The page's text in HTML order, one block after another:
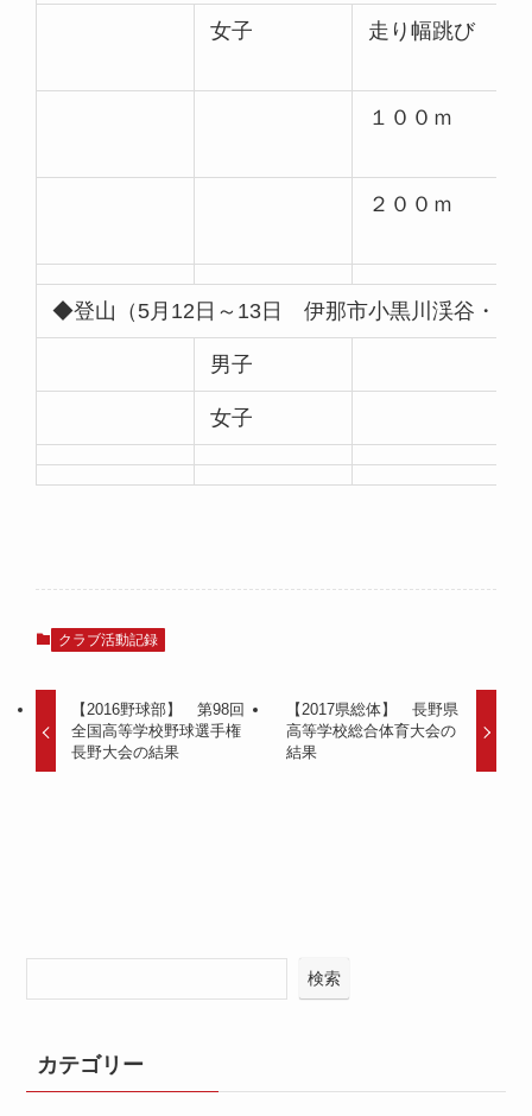
女子 走り幅跳び
１００ｍ
２００ｍ
◆登山（5月12日～13日 伊那市小黒川渓谷・茶
男子
女子
クラブ活動記録
【2016野球部】 第98回
全国高等学校野球選手権
長野大会の結果
【2017県総体】 長野県
高等学校総合体育大会の
結果
検索
カテゴリー